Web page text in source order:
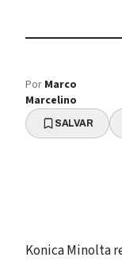
Por Marco
Marcelino
SALVAR
Konica Minolta